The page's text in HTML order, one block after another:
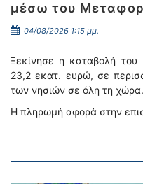
μέσω του
04/08/2026 1:15 μμ.
Ξεκίνησε η καταβολή του
23,2 εκατ. ευρώ, σε
των νησιών σε όλη τη χώρα.
Η πληρωμή αφορά στην